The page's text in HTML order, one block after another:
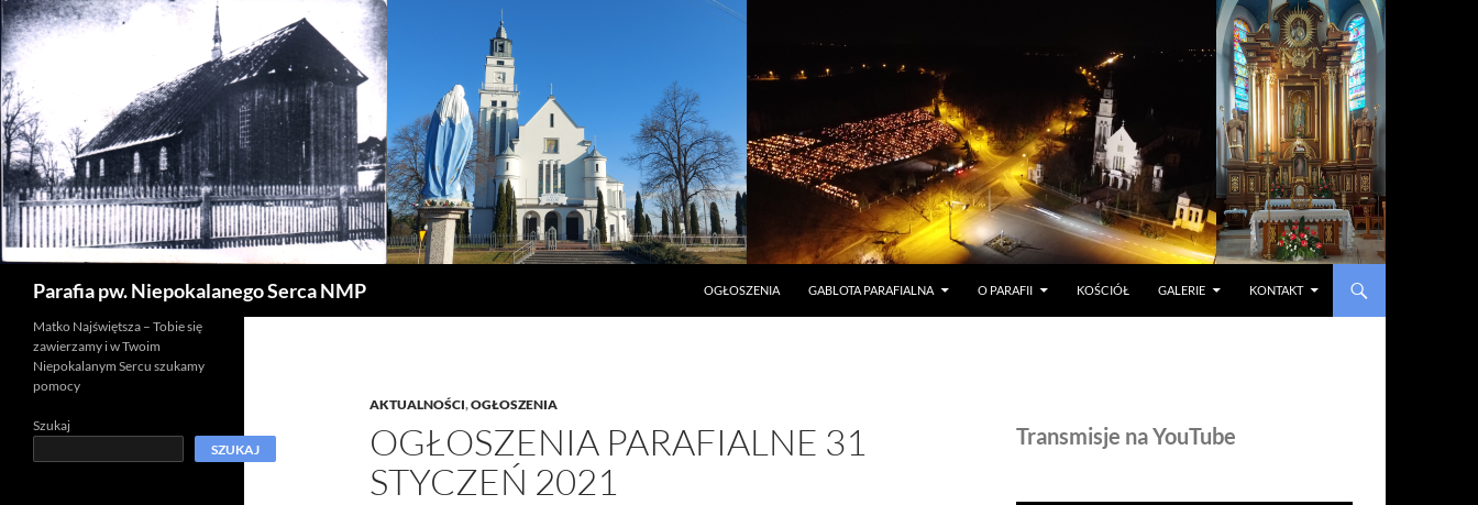
Parafia pw. Niepokalanego Serca NMP
OGŁOSZENIA
GABLOTA PARAFIALNA O PARAFII KOŚCIÓŁ GALERIE KONTAKT
AKTUALNOŚCI,OGŁOSZENIA
OGŁOSZENIA PARAFIALNE 31
STYCZEŃ 2021
Transmisje na YouTube
Matko Najświętsza – Tobie się
zawierzamy i w Twoim
Niepokalanym Sercu szukamy
pomocy
Szukaj
SZUKAJ